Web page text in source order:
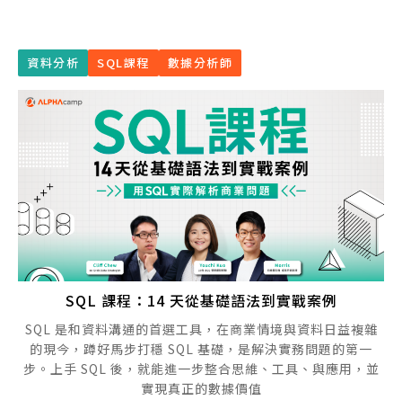
資料分析 SQL課程 數據分析師
SQL 課程：14 天從基礎語法到實戰案例
SQL 是和資料溝通的首選工具，在商業情境與資料日益複雜
的現今，蹲好馬步打穩 SQL 基礎，是解決實務問題的第一
步。上手 SQL 後，就能進一步整合思維、工具、與應用，並
實現真正的數據價值